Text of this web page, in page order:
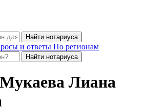
и ответы По регионам
Мукаева Лиана